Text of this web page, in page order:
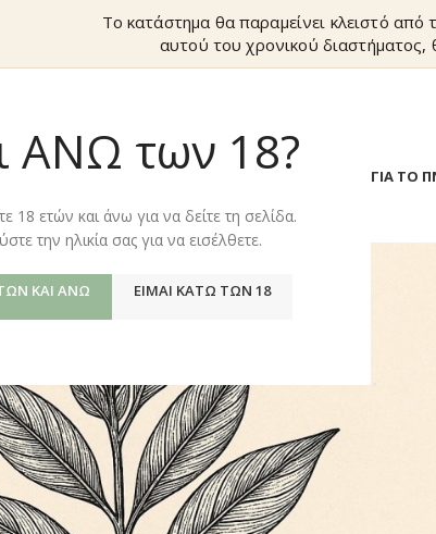
ΑΝΩ των 18?
18 ετών και άνω για να δείτε τη σελίδα.
την ηλικία σας για να εισέλθετε.
ΚΑΙ ΆΝΩ ΕΊΜΑΙ ΚΆΤΩ ΤΩΝ 18
Το κατάστημα θα παραμείνει κλειστό
αυτού του χρονικού διαστήματος,
ΒΟΤΑΝΑ ΓΙΑ ΤΟ